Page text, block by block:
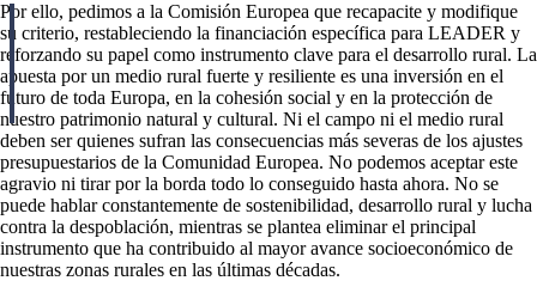
Por ello, pedimos a la Comisión Europea que recapacite y modifique
su criterio, restableciendo la financiación específica para LEADER y
reforzando su papel como instrumento clave para el desarrollo rural. La
apuesta por un medio rural fuerte y resiliente es una inversión en el
futuro de toda Europa, en la cohesión social y en la protección de
nuestro patrimonio natural y cultural. Ni el campo ni el medio rural
deben ser quienes sufran las consecuencias más severas de los ajustes
presupuestarios de la Comunidad Europea. No podemos aceptar este
agravio ni tirar por la borda todo lo conseguido hasta ahora. No se
puede hablar constantemente de sostenibilidad, desarrollo rural y lucha
contra la despoblación, mientras se plantea eliminar el principal
instrumento que ha contribuido al mayor avance socioeconómico de
nuestras zonas rurales en las últimas décadas.